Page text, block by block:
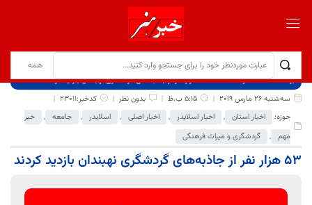
برگ نخست نوشته‌ها
53 هزار نفر از جاذبه‌های گردشگری نهبندان بازدید کردند
سه‌شنبه 26 مارس 2019
5:15 ب.ظ بدون نظر
کدخبر:23011
حوزه:
اخبار استان , اخبار اسلایدر , اخبار اصلی , اسلایدر , جامعه ,
خبر
مهم , گردشگری و میراث فرهنگی
53 هزار نفر از جاذبه‌های گردشگری نهبندان بازدید کردند